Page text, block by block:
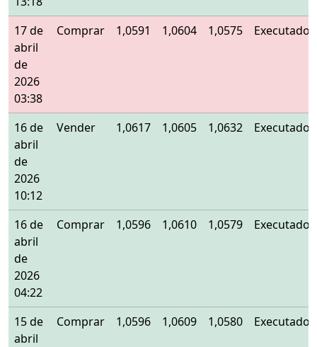
17 de
abril
de
2026
03:38
Comprar 1,0591 1,0604 1,0575 Executado
16 de
abril
de
2026
10:12
Vender 1,0617 1,0605 1,0632 Executado
16 de
abril
de
2026
04:22
Comprar 1,0596 1,0610 1,0579 Executado
15 de
abril
Comprar 1,0596 1,0609 1,0580 Executado